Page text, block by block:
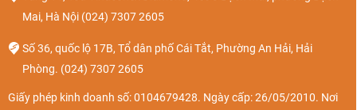
Mai, Hà Nội (024) 7307 2605
Số 36, quốc lộ 17B, Tổ dân phố Cái Tắt, Phường An Hải, Hải
Phòng. (024) 7307 2605
Giấy phép kinh doanh số: 0104679428. Ngày cấp: 26/05/2010. Nơi